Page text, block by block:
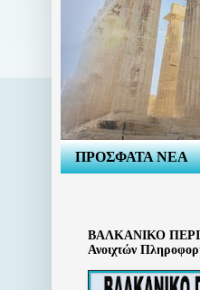
ΠΡΟΣΦΑΤΑ ΝΕΑ
ΒΑΛΚΑΝΙΚΟ
Ανοιχτών